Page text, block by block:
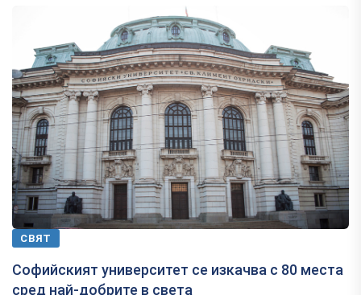
СВЯТ
Софийският университет се изкачва с 80 места
сред най-добрите в света